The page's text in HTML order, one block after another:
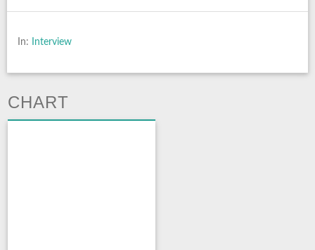
In: Interview
CHART